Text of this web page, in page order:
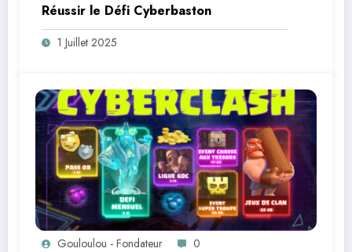
Réussir le Défi Cyberbaston
1 Juillet 2025
Gouloulou - Fondateur 0